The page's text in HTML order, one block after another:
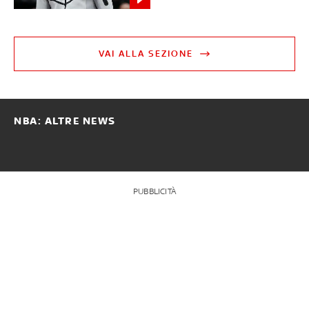
VAI ALLA SEZIONE
NBA: ALTRE NEWS
PUBBLICITÀ